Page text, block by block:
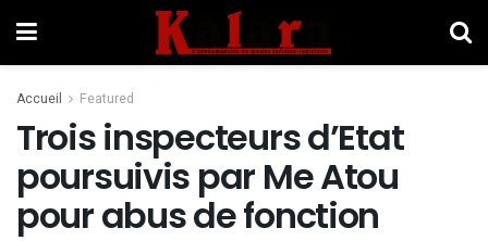
Accueil Featured
Trois inspecteurs d’Etat
poursuivis par Me Atou
pour abus de fonction